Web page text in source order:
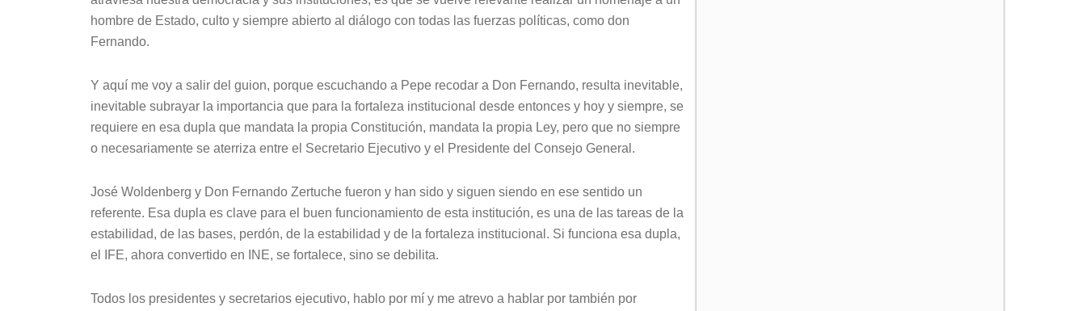
hombre de Estado, culto y siempre abierto al diálogo con todas las fuerzas políticas, como don
Fernando.
Y aquí me voy a salir del guion, porque escuchando a Pepe recodar a Don Fernando, resulta inevitable,
inevitable subrayar la importancia que para la fortaleza institucional desde entonces y hoy y siempre, se
requiere en esa dupla que mandata la propia Constitución, mandata la propia Ley, pero que no siempre
o necesariamente se aterriza entre el Secretario Ejecutivo y el Presidente del Consejo General.
José Woldenberg y Don Fernando Zertuche fueron y han sido y siguen siendo en ese sentido un
referente. Esa dupla es clave para el buen funcionamiento de esta institución, es una de las tareas de la
estabilidad, de las bases, perdón, de la estabilidad y de la fortaleza institucional. Si funciona esa dupla,
el IFE, ahora convertido en INE, se fortalece, sino se debilita.
Todos los presidentes y secretarios ejecutivo, hablo por mí y me atrevo a hablar por también por